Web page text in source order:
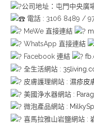
公司地址：屯門中央廣
電話 : 3106 8489 /
MeWe 直接連結
WhatsApp 直接連結
Facebook 連結
全生活網站 :
皮膚護理網站 :濕疹皮
美國浄水器網站 :
微泡產品網站 :
喜馬拉雅山岩鹽網站 :